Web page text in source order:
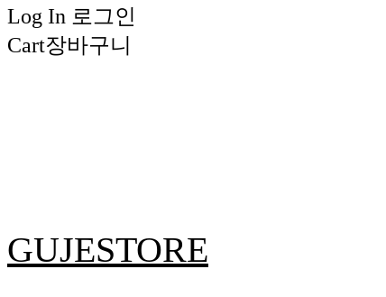
Log In 로그인
Cart장바구니
GUJESTORE